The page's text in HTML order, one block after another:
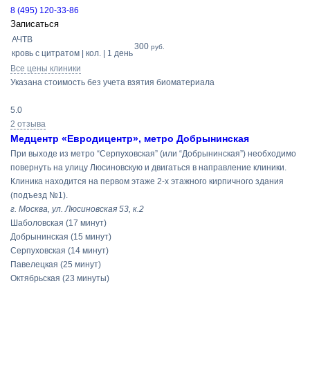
8 (495) 120-33-86
Записаться
АЧТВ
кровь с цитратом | кол. | 1 день
300 руб.
Все цены клиники
Указана стоимость без учета взятия биоматериала
5.0
2 отзыва
Медцентр «Евродицентр», метро Добрынинская
При выходе из метро “Серпуховская” (или “Добрынинская”) необходимо
повернуть на улицу Люсиновскую и двигаться в направление клиники.
Клиника находится на первом этаже 2-х этажного кирпичного здания
(подъезд №1).
г. Москва, ул. Люсиновская 53, к.2
Шаболовская (17 минут)
Добрынинская (15 минут)
Серпуховская (14 минут)
Павелецкая (25 минут)
Октябрьская (23 минуты)